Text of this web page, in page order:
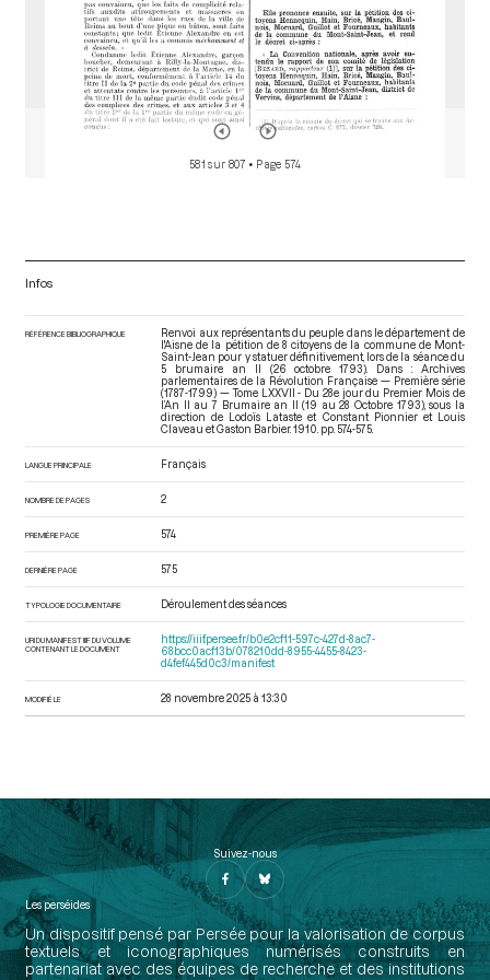
581 sur 807 • Page 574
Infos
RÉFÉRENCE BIBLIOGRAPHIQUE
Renvoi aux représentants du peuple dans le département de
l'Aisne de la pétition de 8 citoyens de la commune de Mont-
Saint-Jean pour y statuer définitivement, lors de la séance du
5 brumaire an II (26 octobre 1793). Dans : Archives
parlementaires de la Révolution Française — Première série
(1787-1799) — Tome LXXVII - Du 28e jour du Premier Mois de
l’An II au 7 Brumaire an II (19 au 28 Octobre 1793), sous la
direction de Lodoïs Lataste et Constant Pionnier et Louis
Claveau et Gaston Barbier. 1910. pp. 574-575.
LANGUE PRINCIPALE Français
NOMBRE DE PAGES 2
PREMIÈRE PAGE 574
DERNIÈRE PAGE 575
TYPOLOGIE DOCUMENTAIRE Déroulement des séances
URI DU MANIFEST IIIF DU VOLUME
CONTENANT LE DOCUMENT
https://iiif.persee.fr/b0e2cf11-597c-427d-8ac7-
68bcc0acf13b/078210dd-8955-4455-8423-
d4fef445d0c3/manifest
MODIFIÉ LE 28 novembre 2025 à 13:30
Suivez-nous
Les perséides
Un dispositif pensé par Persée pour la valorisation de corpus
textuels et iconographiques numérisés construits en
partenariat avec des équipes de recherche et des institutions